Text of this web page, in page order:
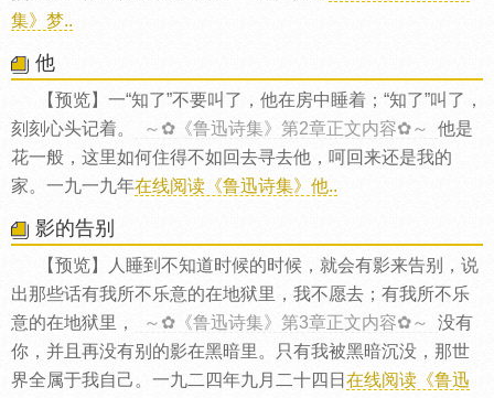
集》梦..
他
【预览】一“知了”不要叫了，他在房中睡着；“知了”叫了，
刻刻心头记着。
～✿《鲁迅诗集》第2章正文内容✿～
他是
花一般，这里如何住得不如回去寻去他，呵回来还是我的
家。一九一九年在线阅读《鲁迅诗集》他..
影的告别
【预览】人睡到不知道时候的时候，就会有影来告别，说
出那些话有我所不乐意的在地狱里，我不愿去；有我所不乐
意的在地狱里，
～✿《鲁迅诗集》第3章正文内容✿～
没有
你，并且再没有别的影在黑暗里。只有我被黑暗沉没，那世
界全属于我自己。一九二四年九月二十四日 在线阅读《鲁迅